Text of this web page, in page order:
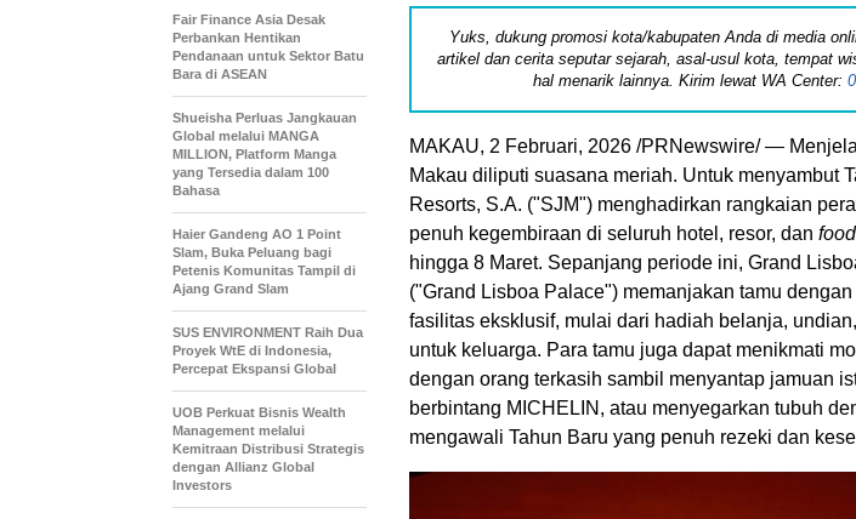
Yuks, dukung promosi kota/kabupaten Anda di media
artikel dan cerita seputar sejarah, asal-usul kota, tempat
hal menarik lainnya. Kirim lewat WA Center:
MAKAU, 2 Februari, 2026 /PRNewswire/ —
Makau diliputi suasana meriah. Untuk menyambut
Resorts, S.A. ("SJM") menghadirkan rangkaian
penuh kegembiraan di seluruh hotel, resor, dan
hingga 8 Maret. Sepanjang periode ini, Grand
("Grand Lisboa Palace") memanjakan tamu
fasilitas eksklusif, mulai dari hadiah belanja,
untuk keluarga. Para tamu juga dapat menikmati
dengan orang terkasih sambil menyantap jamuan
berbintang MICHELIN, atau menyegarkan tubuh
mengawali Tahun Baru yang penuh rezeki dan
Fair Finance Asia Desak
Perbankan Hentikan
Pendanaan untuk Sektor Batu
Bara di ASEAN
Shueisha Perluas Jangkauan
Global melalui MANGA
MILLION, Platform Manga
yang Tersedia dalam 100
Bahasa
Haier Gandeng AO 1 Point
Slam, Buka Peluang bagi
Petenis Komunitas Tampil di
Ajang Grand Slam
SUS ENVIRONMENT Raih Dua
Proyek WtE di Indonesia,
Percepat Ekspansi Global
UOB Perkuat Bisnis Wealth
Management melalui
Kemitraan Distribusi Strategis
dengan Allianz Global
Investors